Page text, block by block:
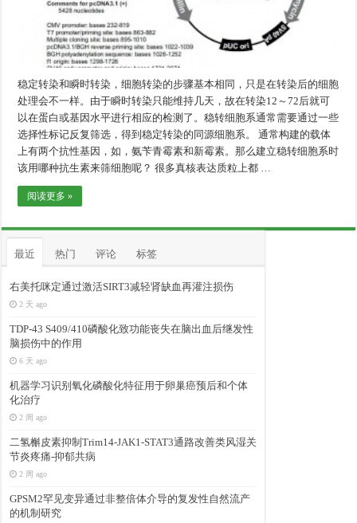
稳定转染和瞬时转染，细胞转染的步骤基本相同，只是在转染后的细胞
处理会不一样。由于瞬时转染只能维持几天，故在转染12～72后就可
以在蛋白或基因水平进行相应的检测了。稳转细胞系通常需要通过一些
选择性标记反复筛选，得到稳定转染的同源细胞系。 通常构建的载体
上有两个抗性基因，如，氨苄青霉素和新霉素。那么建立稳转细胞系时
该用哪种抗生素来筛细胞呢？ 很多真核表达质粒上都 …
阅读更多 »
最近 热门 评论 标签
右美托咪定通过激活SIRT3减轻肾缺血再灌注损伤
2 天 ago
TDP-43 S409/410磷酸化致功能丧失在脑出血后继发性
脑损伤中的作用
6 天 ago
机器学习识别氧化磷酸化特征用于卵巢癌预后和个体
化治疗
2 周 ago
二氢槲皮素抑制Trim14-JAK1-STAT3通路改善类风湿关
节炎疼痛-抑郁共病
2 周 ago
GPSM2罕见变异通过非整倍体介导的复发性自然流产
的机制研究